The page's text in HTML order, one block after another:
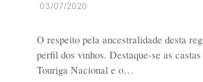
03/07/2020
O respeito pela ancestralidade desta
perfil dos vinhos. Destaque-se as
Touriga Nacional e o…